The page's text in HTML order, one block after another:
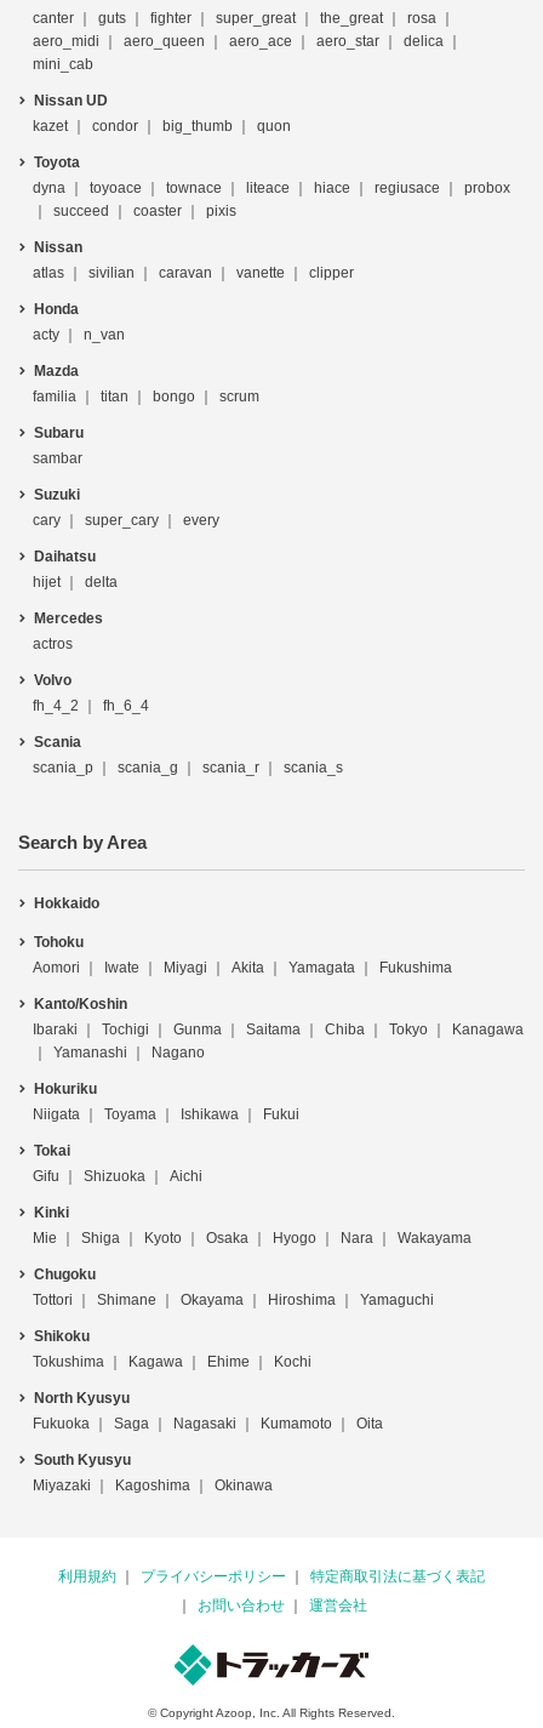
canter
guts fighter super_great the_great
rosa
aero_midi
aero_queen aero_ace aero_star
delica
mini_cab
Nissan UD
kazet
condor big_thumb quon
Toyota
dyna
toyoace townace liteace hiace regiusace
probox
succeed
coaster pixis
Nissan
atlas
sivilian caravan vanette clipper
Honda
acty
n_van
Mazda
familia
titan bongo scrum
Subaru
sambar
Suzuki
cary
super_cary every
Daihatsu
hijet
delta
Mercedes
actros
Volvo
fh_4_2
fh_6_4
Scania
scania_p
scania_g scania_r scania_s
Search by Area
Hokkaido
Tohoku
Aomori
Iwate Miyagi Akita Yamagata Fukushima
Kanto/Koshin
Ibaraki
Tochigi Gunma Saitama Chiba Tokyo
Kanagawa
Yamanashi
Nagano
Hokuriku
Niigata
Toyama Ishikawa Fukui
Tokai
Gifu
Shizuoka Aichi
Kinki
Mie
Shiga Kyoto Osaka Hyogo Nara Wakayama
Chugoku
Tottori
Shimane Okayama Hiroshima Yamaguchi
Shikoku
Tokushima
Kagawa Ehime Kochi
North Kyusyu
Fukuoka
Saga Nagasaki Kumamoto Oita
South Kyusyu
Miyazaki
Kagoshima Okinawa
利用規約 プライバシーポリシー
特定商取引法に基づく表記
お問い合わせ
運営会社
© Copyright Azoop, Inc. All Rights Reserved.